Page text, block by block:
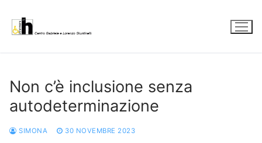
contenuto
Non c’è inclusione senza
autodeterminazione
SIMONA 30 NOVEMBRE 2023